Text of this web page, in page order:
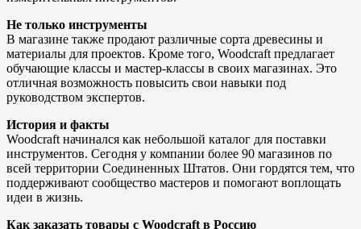
Не только инструменты
В магазине также продают различные сорта древесины и
материалы для проектов. Кроме того, Woodcraft предлагает
обучающие классы и мастер-классы в своих магазинах. Это
отличная возможность повысить свои навыки под
руководством экспертов.
История и факты
Woodcraft начинался как небольшой каталог для поставки
инструментов. Сегодня у компании более 90 магазинов по
всей территории Соединенных Штатов. Они гордятся тем, что
поддерживают сообщество мастеров и помогают воплощать
идеи в жизнь.
Как заказать товары с Woodcraft в Россию